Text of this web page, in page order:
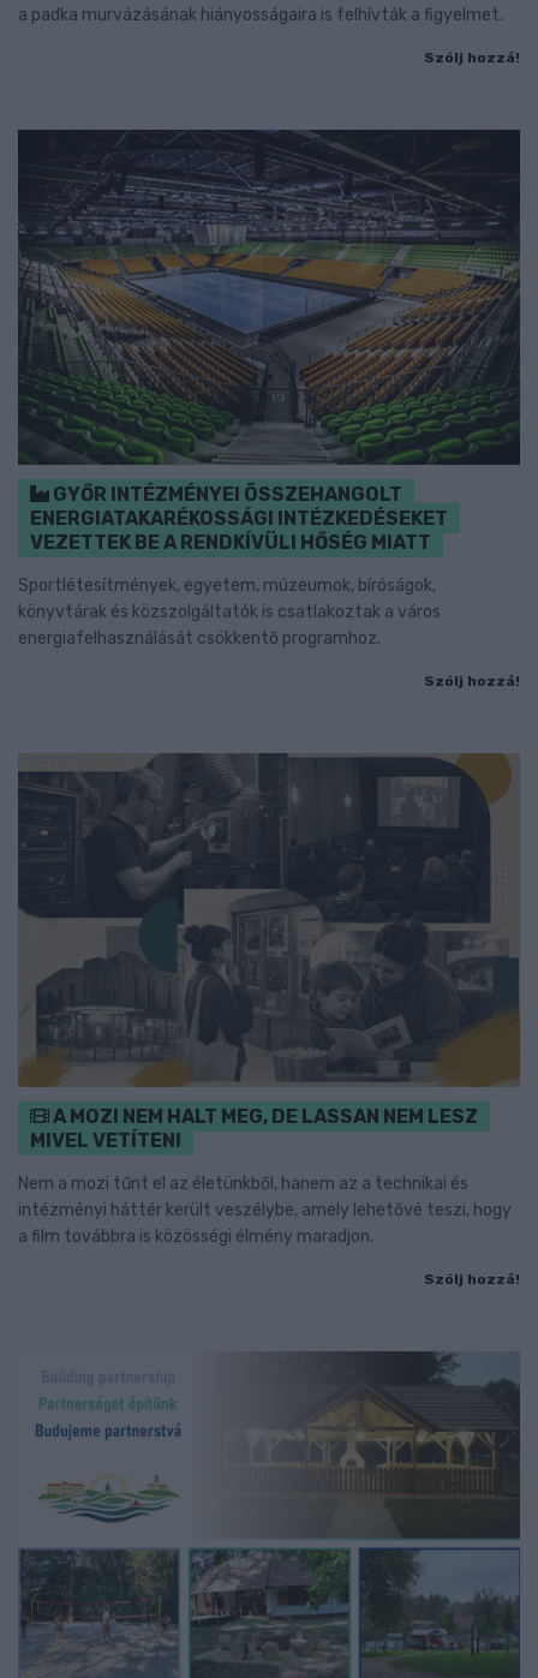
a padka murvázásának hiányosságaira is felhívták a figyelmet.
Szólj hozzá!
GYŐR INTÉZMÉNYEI ÖSSZEHANGOLT
ENERGIATAKARÉKOSSÁGI INTÉZKEDÉSEKET
VEZETTEK BE A RENDKÍVÜLI HŐSÉG MIATT
Sportlétesítmények, egyetem, múzeumok, bíróságok,
könyvtárak és közszolgáltatók is csatlakoztak a város
energiafelhasználását csökkentő programhoz.
Szólj hozzá!
A MOZI NEM HALT MEG, DE LASSAN NEM LESZ
MIVEL VETÍTENI
Nem a mozi tűnt el az életünkből, hanem az a technikai és
intézményi háttér került veszélybe, amely lehetővé teszi, hogy
a film továbbra is közösségi élmény maradjon.
Szólj hozzá!